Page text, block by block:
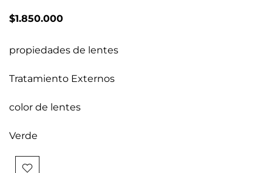
$1.850.000
propiedades de lentes
Tratamiento Externos
color de lentes
Verde